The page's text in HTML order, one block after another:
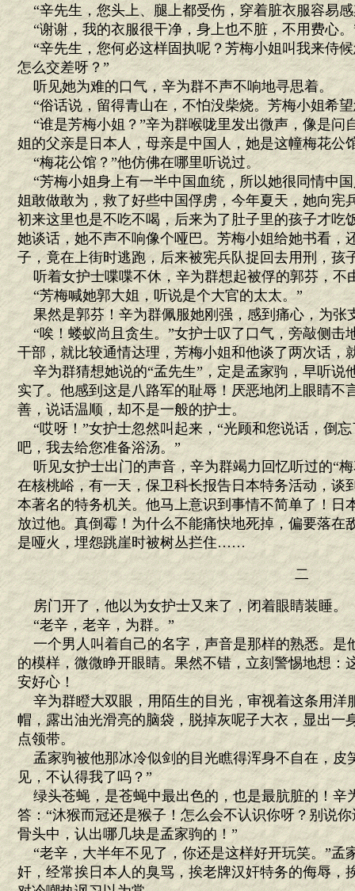
“辛先生，您头上、腿上都受伤，穿着脏衣服容易感
“谢谢，我的衣服很干净，身上也不脏，不用费心。
“辛先生，您何必这样固执呢？芳梅小姐叫我来侍
怎么交差呀？”
听见她为难的口气，辛为群不声不响地寻思着。
“俗话说，留得青山在，不怕没柴烧。芳梅小姐希望
“谁是芳梅小姐？”辛为群喉咙里发出微声，像是问
姐的父亲是日本人，母亲是中国人，她是这幢梅花公
“梅花公馆？”他仿佛在哪里听说过。
“芳梅小姐身上有一半中国血统，所以她很同情中
姐敢做敢为，救了好些中国俘虏，今年夏天，她向宪
初来这里也是不吃不喝，后来为了肚子里的孩子才吃
她谈话，她不声不响像个哑巴。芳梅小姐给她书看，
子，竟在上街时逃跑，后来被宪兵队捉回去用刑，孩
听着女护士喋喋不休，辛为群想起被俘的郭芬，不
“芳梅喊她郭大姐，听说是个大官的太太。”
果然是郭芬！辛为群佩服她刚强，感到痛心，为张
“唉！蝼蚁尚且贪生。”女护士叹了口气，旁敲侧击
干部，就比较通情达理，芳梅小姐和他谈了两次话，
辛为群猜想她说的“孟先生”，定是孟家驹，早听说
实了。他感到这是八路军的耻辱！厌恶地闭上眼睛不
善，说话温顺，却不是一般的护士。
“哎呀！”女护士忽然叫起来，“光顾和您说话，倒
吧，我去给您准备浴汤。”
听见女护士出门的声音，辛为群竭力回忆听过的“梅
在核桃峪，有一天，保卫科长报告日本特务活动，谈
本著名的特务机关。他马上意识到事情不简单了！日
放过他。真倒霉！为什么不能痛快地死掉，偏要落在
是哑火，埋怨跳崖时被树丛拦住……
二
房门开了，他以为女护士又来了，闭着眼睛装睡。
“老辛，老辛，为群。”
一个男人叫着自己的名字，声音是那样的熟悉。是
的模样，微微睁开眼睛。果然不错，立刻警惕地想：
安好心！
辛为群瞪大双眼，用陌生的目光，审视着这条用洋
帽，露出油光滑亮的脑袋，脱掉灰呢子大衣，显出一
点领带。
孟家驹被他那冰冷似剑的目光瞧得浑身不自在，皮
见，不认得我了吗？”
绿头苍蝇，是苍蝇中最出色的，也是最肮脏的！辛
答：“沐猴而冠还是猴子！怎么会不认识你呀？别说
骨头中，认出哪几块是孟家驹的！”
“老辛，大半年不见了，你还是这样好开玩笑。”孟
奸，经常挨日本人的臭骂，挨老牌汉奸特务的侮辱，